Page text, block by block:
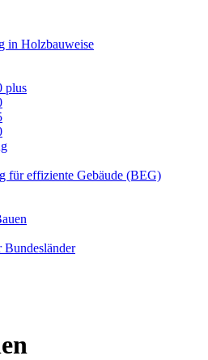
in Holzbauweise
plus
für effiziente Gebäude (BEG)
Bundesländer